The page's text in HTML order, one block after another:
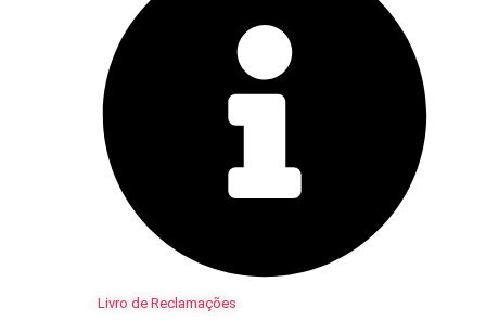
Livro de Reclamações